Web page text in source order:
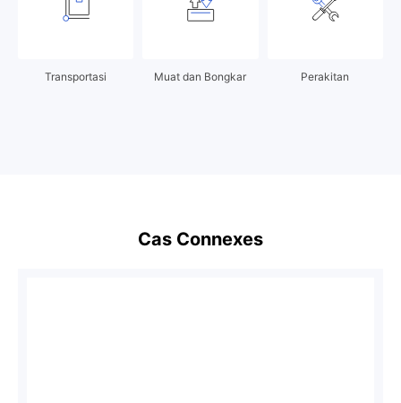
Transportasi Muat dan Bongkar Perakitan
Cas Connexes